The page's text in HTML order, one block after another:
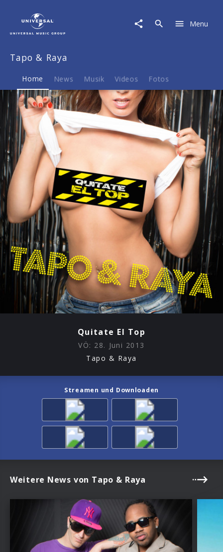
Menu
Tapo & Raya
Home News Musik Videos Fotos
Quitate El Top
VÖ: 28. Juni 2013
Tapo & Raya
Streamen und Downloaden
Weitere News von Tapo & Raya